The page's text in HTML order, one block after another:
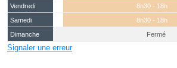
Vendredi
8h30 - 18h
Samedi
8h30 - 18h
Dimanche
Fermé
Signaler une erreur